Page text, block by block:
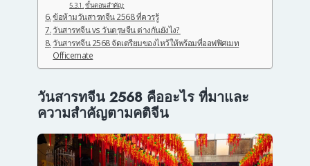
ขั้นตอนสำคัญ:
ข้อห้ามวันสารทจีน 2568 ที่ควรรู้
วันสารทจีน vs วันตรุษจีน ต่างกันยังไง?
วันสารทจีน 2568 จัดเตรียมของไหว้ให้พร้อมที่ออฟฟิศเมท
Officemate
วันสารทจีน 2568 คืออะไร ที่มาและ
ความสำคัญตามคติจีน